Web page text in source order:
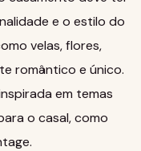
e o estilo do
velas, flores,
romântico e único.
em temas
o casal, como